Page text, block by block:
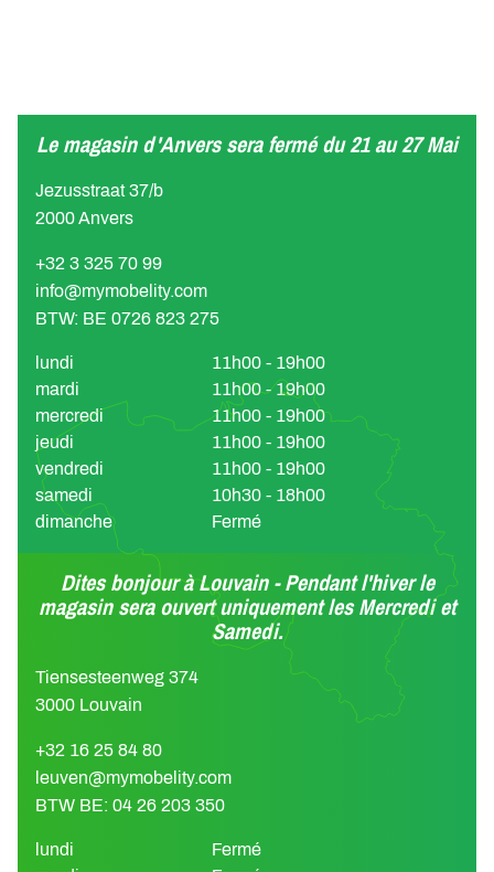
Le magasin d'Anvers sera fermé du 21 au 27 Mai
Jezusstraat 37/b
2000 Anvers
+32 3 325 70 99
info@mymobelity.com
BTW: BE 0726 823 275
lundi
11h00 - 19h00
mardi
11h00 - 19h00
mercredi
11h00 - 19h00
jeudi
11h00 - 19h00
vendredi
11h00 - 19h00
samedi
10h30 - 18h00
dimanche
Fermé
Dites bonjour à Louvain - Pendant l'hiver le
magasin sera ouvert uniquement les Mercredi et
Samedi.
Tiensesteenweg 374
3000 Louvain
+32 16 25 84 80
leuven@mymobelity.com
BTW BE: 04 26 203 350
lundi
Fermé